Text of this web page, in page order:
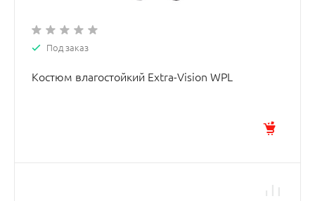
Под заказ
Костюм влагостойкий Extra-Vision WPL